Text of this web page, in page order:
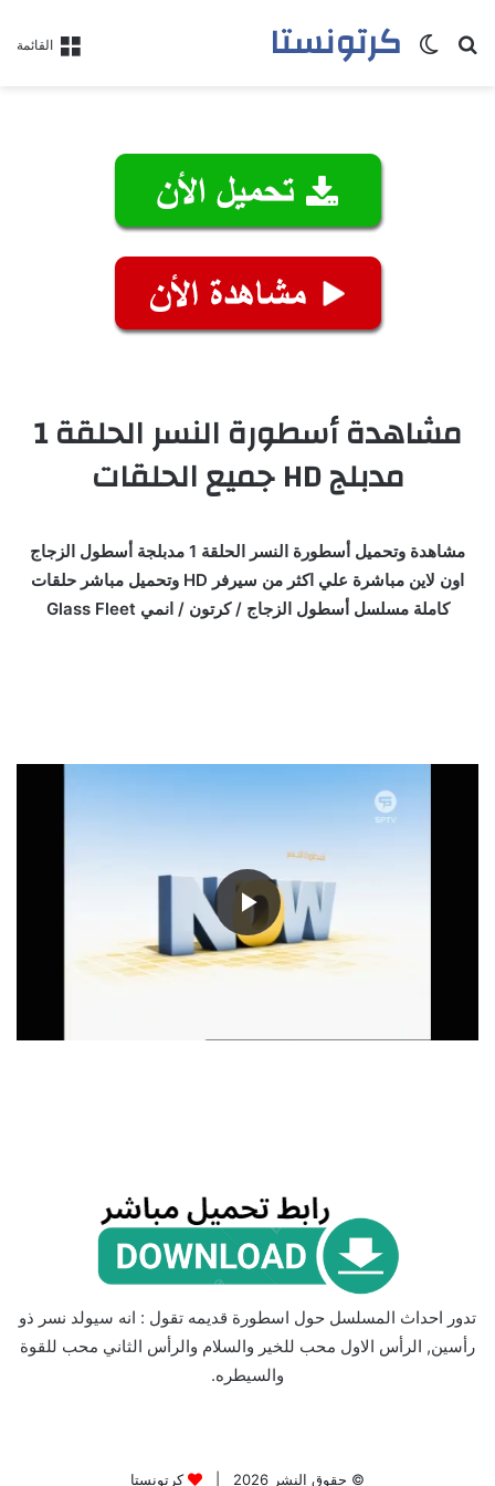
القائمة كرتونستابحث عنالوضع المظلم
مشاهدة أسطورة النسر الحلقة 1
مدبلج HD جميع الحلقات
مشاهدة وتحميل أسطورة النسر الحلقة 1 مدبلجة أسطول الزجاج
اون لاين مباشرة علي اكثر من سيرفر HD وتحميل مباشر حلقات
كاملة مسلسل أسطول الزجاج / كرتون / انمي Glass Fleet
تدور احداث المسلسل حول اسطورة قديمه تقول : انه سيولد نسر ذو
رأسين, الرأس الاول محب للخير والسلام والرأس الثاني محب للقوة
والسيطره.
© حقوق النشر 2026 | كرتونستا